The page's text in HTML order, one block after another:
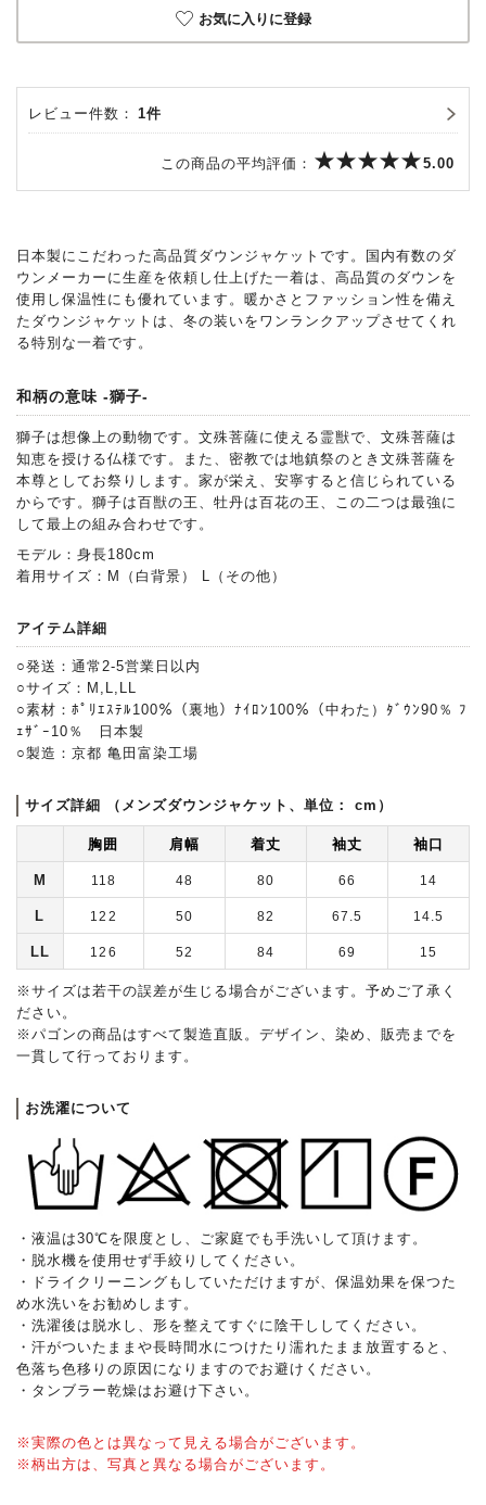
お気に入りに登録
レビュー件数： 1件
この商品の平均評価： 5.00
日本製にこだわった高品質ダウンジャケットです。国内有数のダ
ウンメーカーに生産を依頼し仕上げた一着は、高品質のダウンを
使用し保温性にも優れています。暖かさとファッション性を備え
たダウンジャケットは、冬の装いをワンランクアップさせてくれ
る特別な一着です。
和柄の意味 -獅子-
獅子は想像上の動物です。文殊菩薩に使える霊獣で、文殊菩薩は
知恵を授ける仏様です。また、密教では地鎮祭のとき文殊菩薩を
本尊としてお祭りします。家が栄え、安寧すると信じられている
からです。獅子は百獣の王、牡丹は百花の王、この二つは最強に
して最上の組み合わせです。
モデル：身長180cm
着用サイズ：M（白背景） L（その他）
アイテム詳細
○発送：通常2-5営業日以内
○サイズ：M,L,LL
○素材：ﾎﾟﾘｴｽﾃﾙ100％（裏地）ﾅｲﾛﾝ100％（中わた）ﾀﾞｳﾝ90％ ﾌ
ｪｻﾞｰ10％ 日本製
○製造：京都 亀田富染工場
サイズ詳細 （メンズダウンジャケット、単位： cm）
胸囲 肩幅 着丈 袖丈 袖口
M 118 48 80 66 14
L 122 50 82 67.5 14.5
LL 126 52 84 69 15
※サイズは若干の誤差が生じる場合がございます。予めご了承く
ださい。
※パゴンの商品はすべて製造直販。デザイン、染め、販売までを
一貫して行っております。
お洗濯について
・液温は30℃を限度とし、ご家庭でも手洗いして頂けます。
・脱水機を使用せず手絞りしてください。
・ドライクリーニングもしていただけますが、保温効果を保つた
め水洗いをお勧めします。
・洗濯後は脱水し、形を整えてすぐに陰干ししてください。
・汗がついたままや長時間水につけたり濡れたまま放置すると、
色落ち色移りの原因になりますのでお避けください。
・タンブラー乾燥はお避け下さい。
※実際の色とは異なって見える場合がございます。
※柄出方は、写真と異なる場合がございます。